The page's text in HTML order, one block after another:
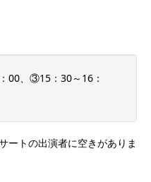
00、③15：30～16：
ートの出演者に空きがありま